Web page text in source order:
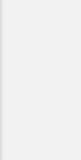
feinem
Sie
Texte und